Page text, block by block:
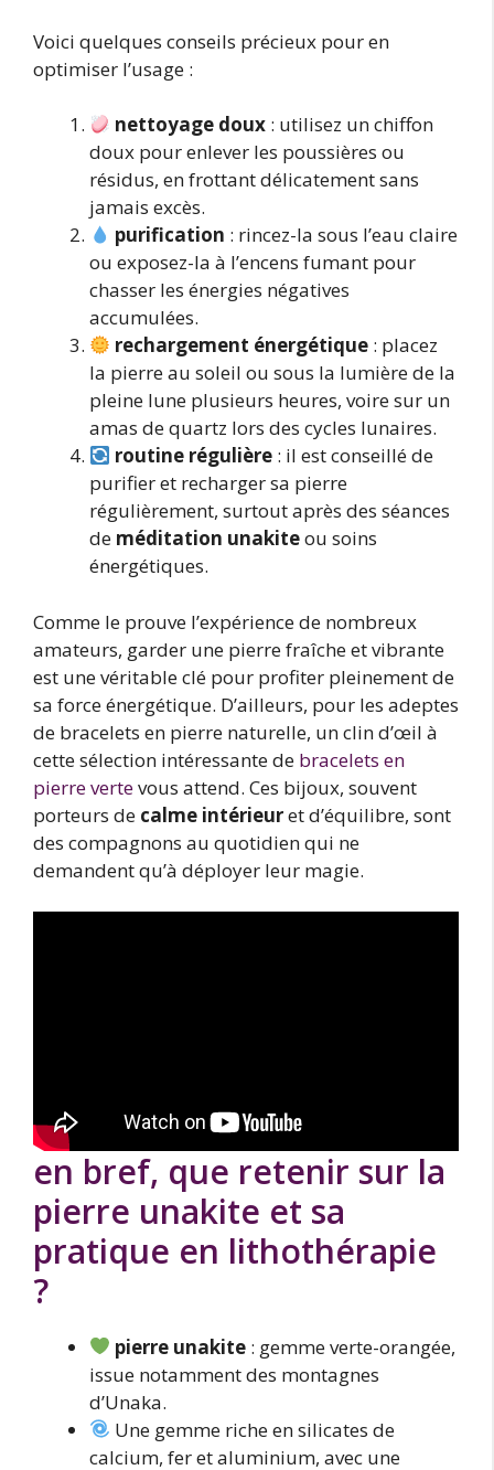
Voici quelques conseils précieux pour en
optimiser l’usage :
nettoyage doux : utilisez un chiffon
doux pour enlever les poussières ou
résidus, en frottant délicatement sans
jamais excès.
purification : rincez-la sous l’eau claire
ou exposez-la à l’encens fumant pour
chasser les énergies négatives
accumulées.
rechargement énergétique : placez
la pierre au soleil ou sous la lumière de la
pleine lune plusieurs heures, voire sur un
amas de quartz lors des cycles lunaires.
routine régulière : il est conseillé de
purifier et recharger sa pierre
régulièrement, surtout après des séances
de méditation unakiteou soins
énergétiques.
Comme le prouve l’expérience de nombreux
amateurs, garder une pierre fraîche et vibrante
est une véritable clé pour profiter pleinement de
sa force énergétique. D’ailleurs, pour les adeptes
de bracelets en pierre naturelle, un clin d’œil à
cette sélection intéressante de bracelets en
pierre vertevous attend. Ces bijoux, souvent
porteurs de calme intérieuret d’équilibre, sont
des compagnons au quotidien qui ne
demandent qu’à déployer leur magie.
en bref, que retenir sur la
pierre unakite et sa
pratique en lithothérapie
?
pierre unakite : gemme verte-orangée,
issue notamment des montagnes
d’Unaka.
Une gemme riche en silicates de
calcium, fer et aluminium, avec une